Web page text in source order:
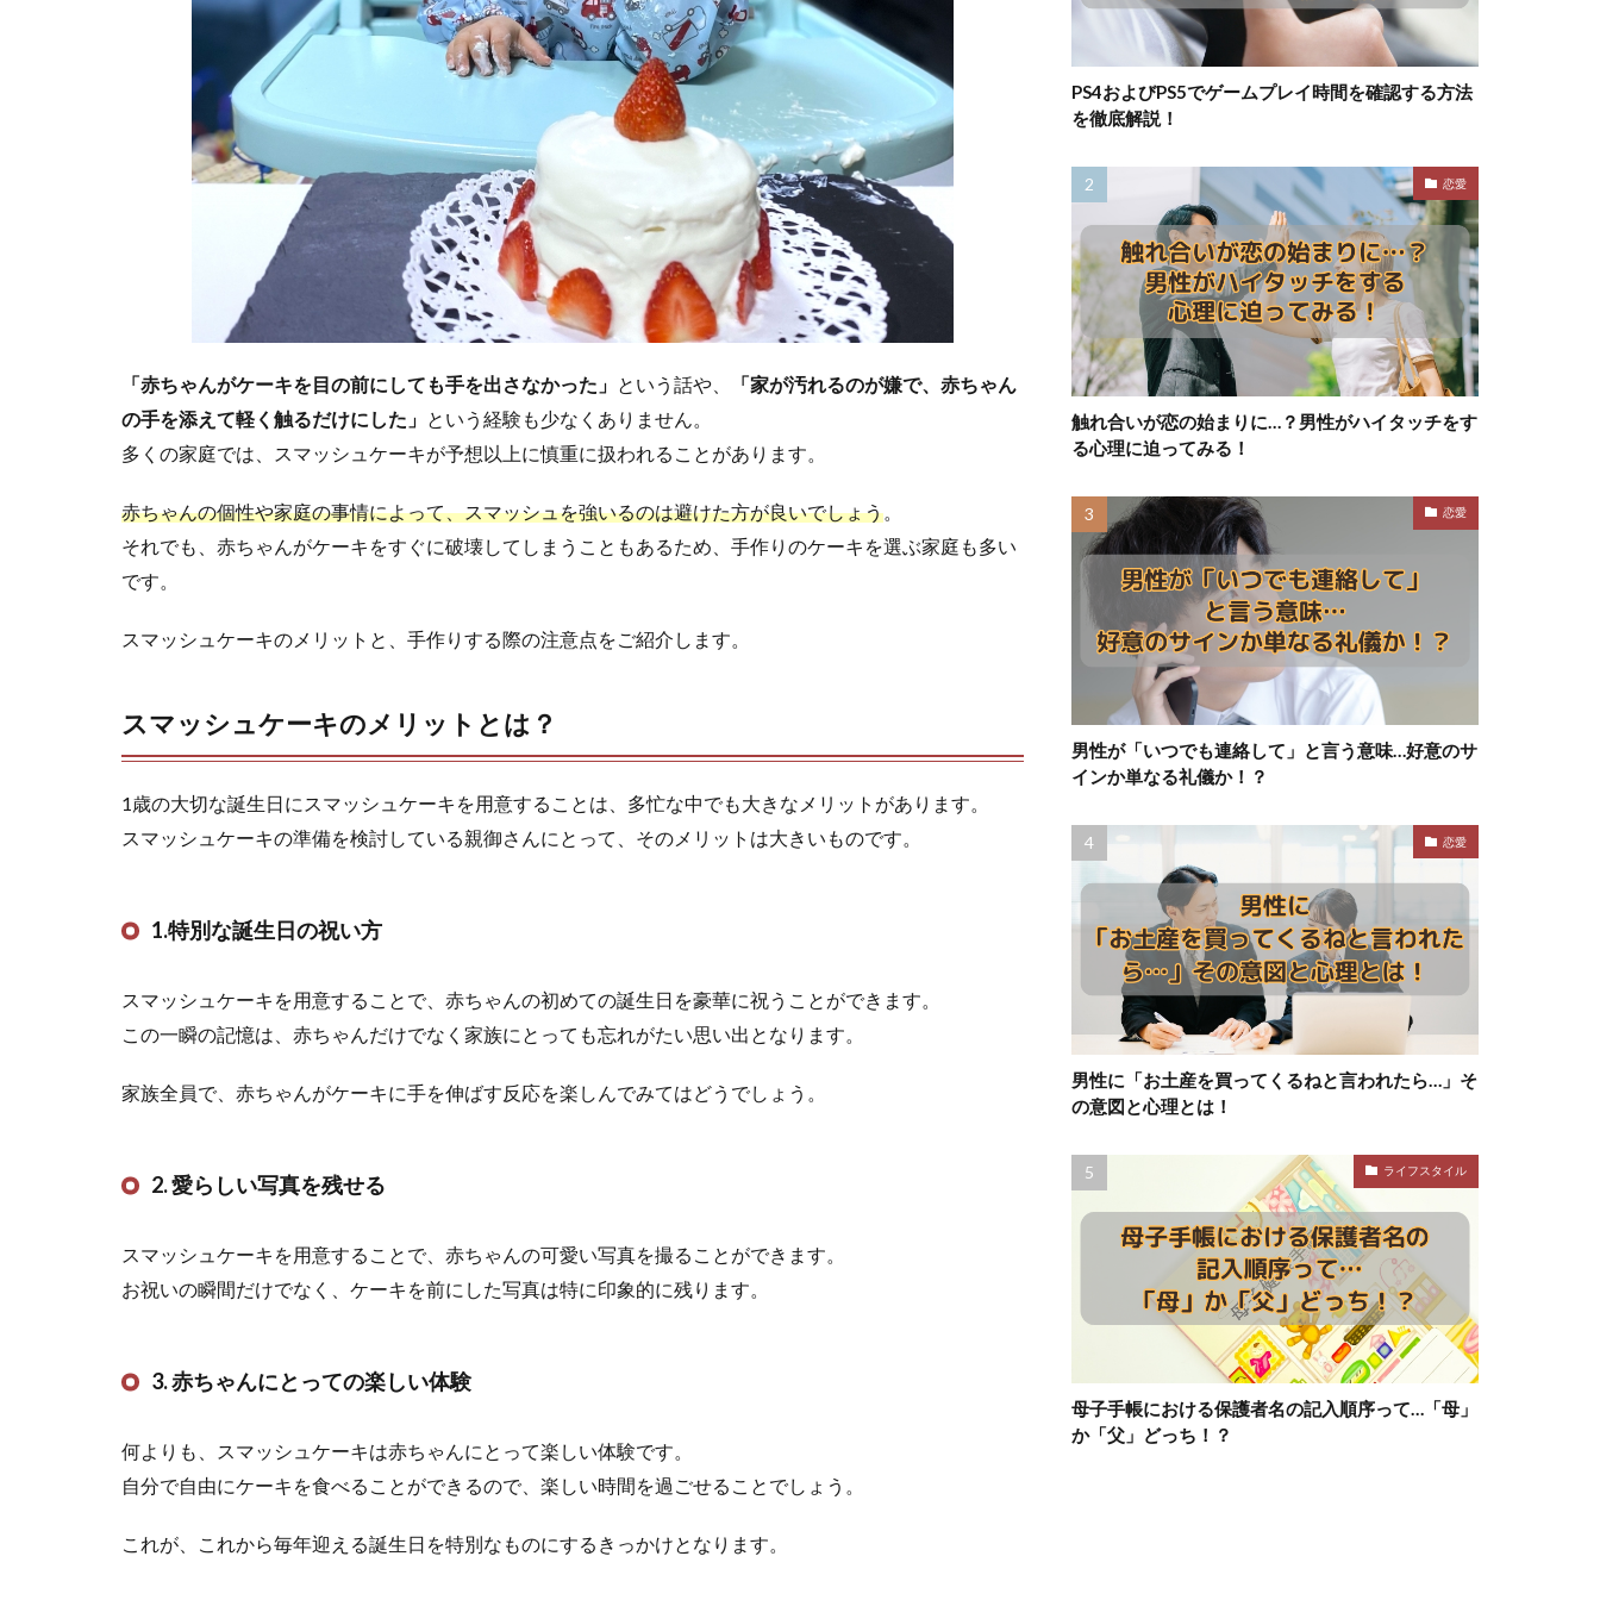
「赤ちゃんがケーキを目の前にしても手を出さなかった」 という話や、
「家が汚れるのが嫌で、赤ちゃん
の手を添えて軽く触るだけにした」 という経験も少なくありません。
多くの家庭では、スマッシュケーキが予想以上に慎重に扱われることがあります。
赤ちゃんの個性や家庭の事情によって、スマッシュを強いるのは避けた方が良いでしょう。
それでも、赤ちゃんがケーキをすぐに破壊してしまうこともあるため、手作りのケーキを選ぶ家庭も多い
です。
スマッシュケーキのメリットと、手作りする際の注意点をご紹介します。
スマッシュケーキのメリットとは？
1歳の大切な誕生日にスマッシュケーキを用意することは、多忙な中でも大きなメリットがあります。
スマッシュケーキの準備を検討している親御さんにとって、そのメリットは大きいものです。
1.特別な誕生日の祝い方
スマッシュケーキを用意することで、赤ちゃんの初めての誕生日を豪華に祝うことができます。
この一瞬の記憶は、赤ちゃんだけでなく家族にとっても忘れがたい思い出となります。
家族全員で、赤ちゃんがケーキに手を伸ばす反応を楽しんでみてはどうでしょう。
2. 愛らしい写真を残せる
スマッシュケーキを用意することで、赤ちゃんの可愛い写真を撮ることができます。
お祝いの瞬間だけでなく、ケーキを前にした写真は特に印象的に残ります。
3. 赤ちゃんにとっての楽しい体験
何よりも、スマッシュケーキは赤ちゃんにとって楽しい体験です。
自分で自由にケーキを食べることができるので、楽しい時間を過ごせることでしょう。
これが、これから毎年迎える誕生日を特別なものにするきっかけとなります。
PS4およびPS5でゲームプレイ時間を確認する方法
を徹底解説！
恋愛
触れ合いが恋の始まりに…？男性がハイタッチをす
る心理に迫ってみる！
恋愛
男性が「いつでも連絡して」と言う意味…好意のサ
インか単なる礼儀か！？
恋愛
男性に「お土産を買ってくるねと言われたら…」そ
の意図と心理とは！
ライフスタイル
母子手帳における保護者名の記入順序って…「母」
か「父」どっち！？